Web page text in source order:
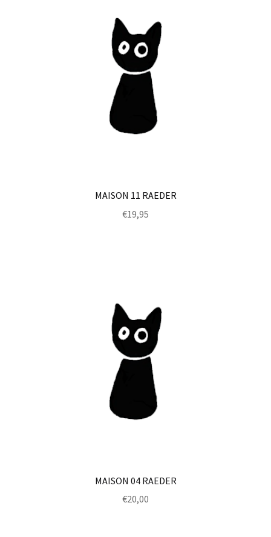
MAISON 11 RAEDER
€19,95
MAISON 04 RAEDER
€20,00